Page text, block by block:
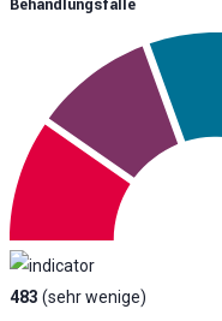
Behandlungsfälle
483 (sehr wenige)